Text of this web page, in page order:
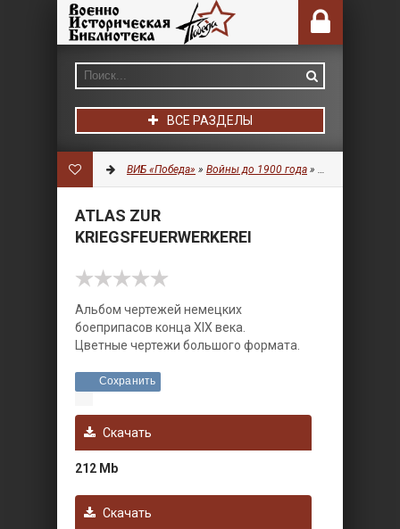
ВСЕ РАЗДЕЛЫ
ВИБ «Победа» » Войны до 1900 года » Артиллерия
ATLAS ZUR
KRIEGSFEUERWERKEREI
Альбом чертежей немецких
боеприпасов конца XIX века.
Цветные чертежи большого формата.
Сохранить
Скачать
212 Mb
Скачать